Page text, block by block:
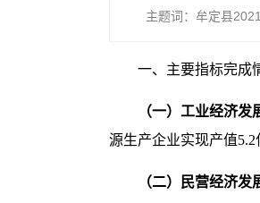
主题词：牟定县
一、主要指标完成
（一）工业经济发
源生产企业实现产值5.2
（二）民营经济发